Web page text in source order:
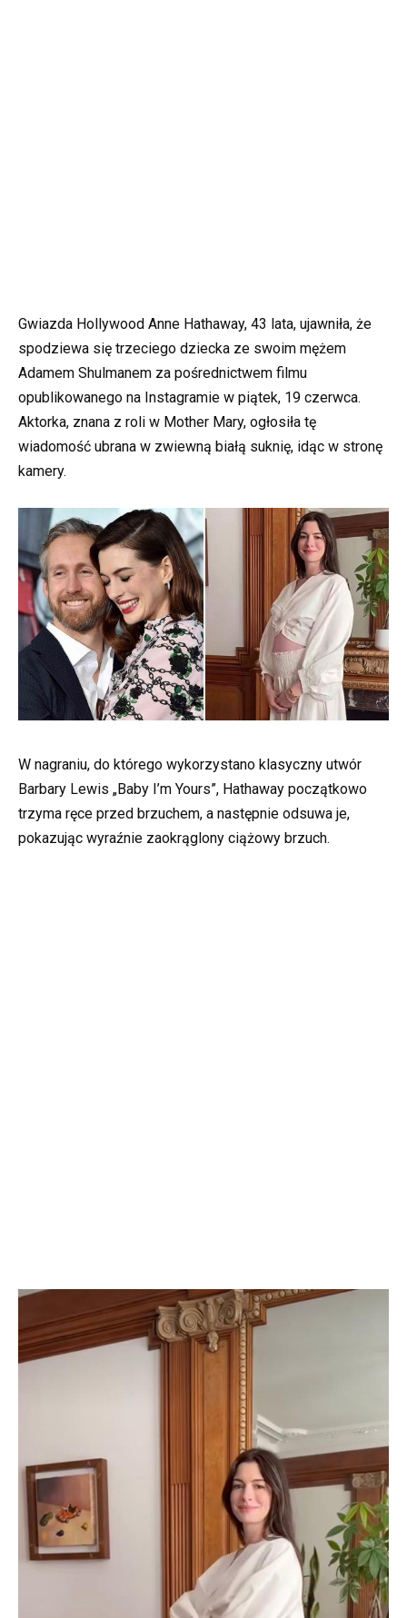
Gwiazda Hollywood Anne Hathaway, 43 lata, ujawniła, że
spodziewa się trzeciego dziecka ze swoim mężem
Adamem Shulmanem za pośrednictwem filmu
opublikowanego na Instagramie w piątek, 19 czerwca.
Aktorka, znana z roli w Mother Mary, ogłosiła tę
wiadomość ubrana w zwiewną białą suknię, idąc w stronę
kamery.
W nagraniu, do którego wykorzystano klasyczny utwór
Barbary Lewis „Baby I’m Yours”, Hathaway początkowo
trzyma ręce przed brzuchem, a następnie odsuwa je,
pokazując wyraźnie zaokrąglony ciążowy brzuch.